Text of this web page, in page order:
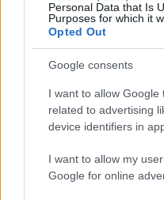
Personal Data that Is
Purposes for which it
Opted Out
Google consents
I want to allow Google
related to advertising
device identifiers in
I want to allow my
Google for online